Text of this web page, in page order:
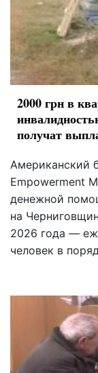
2000 грн в
получат
Американский
Empowerment
денежной
на
2026 года —
человек в